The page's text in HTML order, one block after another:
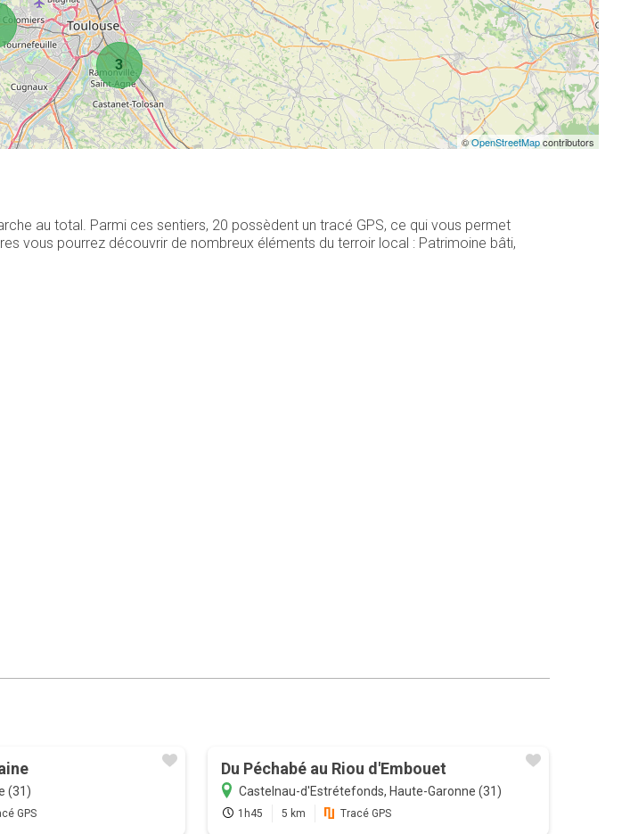
3
©OpenStreetMapcontributors
au total. Parmi ces sentiers, 20 possèdent un tracé GPS, ce qui vous permet
vous pourrez découvrir de nombreux éléments du terroir local : Patrimoine bâti,
(31)
GPS
Du Péchabé au Riou d'Embouet
Castelnau-d'Estrétefonds, Haute-Garonne (31)
1h45 5 km Tracé GPS